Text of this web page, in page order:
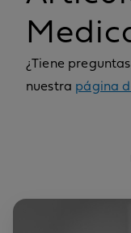
¿Tiene
nuestra página